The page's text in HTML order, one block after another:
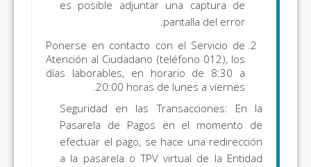
es posible adjuntar una captura de
pantalla del error.
Ponerse en contacto con el Servicio de
Atención al Ciudadano (teléfono 012), los
días laborables, en horario de 8:30 a
20:00 horas de lunes a viernes.
Seguridad en las Transacciones: En la
Pasarela de Pagos en el momento de
efectuar el pago, se hace una redirección
a la pasarela o TPV virtual de la Entidad